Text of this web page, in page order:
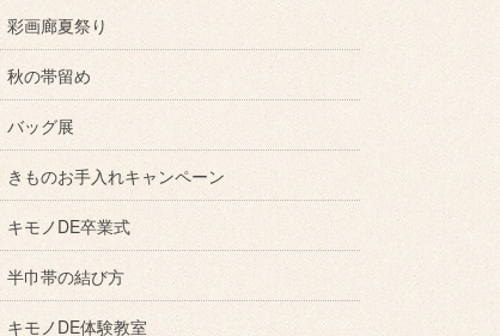
彩画廊夏祭り
秋の帯留め
バッグ展
きものお手入れキャンペーン
キモノDE卒業式
半巾帯の結び方
キモノDE体験教室